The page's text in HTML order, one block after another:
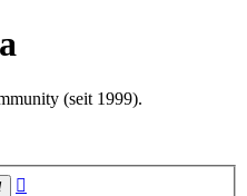
(seit 1999).
Suche